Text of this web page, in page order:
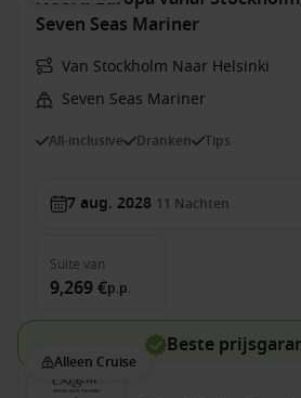
Seven Seas Mariner
Van Stockholm Naar Helsinki
Seven Seas Mariner
All-inclusive Dranken Tips
7 aug. 2028 11 Nachten
Suite van
9,269 €p.p.
Beste
Alleen Cruise